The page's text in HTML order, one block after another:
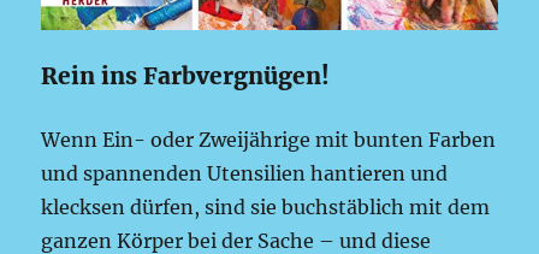
Rein ins Farbvergnügen!
Wenn Ein- oder Zweijährige mit bunten Farben
und spannenden Utensilien hantieren und
klecksen dürfen, sind sie buchstäblich mit dem
ganzen Körper bei der Sache – und diese